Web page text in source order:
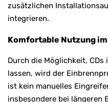
zusätzlichen
integrieren.
Komfortable Nutzung
Durch die Möglichkeit,
lassen, wird der
ist kein manuelles
insbesondere bei längeren